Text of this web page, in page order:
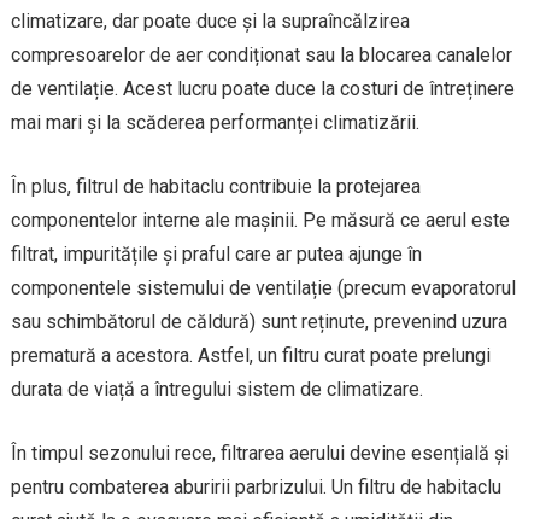
climatizare, dar poate duce și la supraîncălzirea
compresoarelor de aer condiționat sau la blocarea canalelor
de ventilație. Acest lucru poate duce la costuri de întreținere
mai mari și la scăderea performanței climatizării.
În plus, filtrul de habitaclu contribuie la protejarea
componentelor interne ale mașinii. Pe măsură ce aerul este
filtrat, impuritățile și praful care ar putea ajunge în
componentele sistemului de ventilație (precum evaporatorul
sau schimbătorul de căldură) sunt reținute, prevenind uzura
prematură a acestora. Astfel, un filtru curat poate prelungi
durata de viață a întregului sistem de climatizare.
În timpul sezonului rece, filtrarea aerului devine esențială și
pentru combaterea aburirii parbrizului. Un filtru de habitaclu